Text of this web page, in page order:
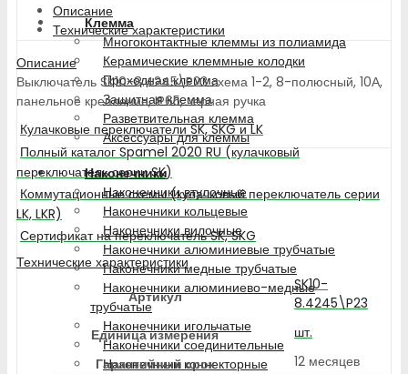
Клемма
Многоконтактные клеммы из полиамида
Керамические клеммные колодки
Проходная клемма
Защитная клемма
Разветвительная клемма
Аксессуары для клеммы
Наконечники
Наконечники втулочные
Наконечники кольцевые
Наконечники вилочные
Наконечники алюминиевые трубчатые
Наконечники медные трубчатые
Наконечники алюминиево-медные
трубчатые
Наконечники игольчатые
Наконечники соединительные
Наконечники коннекторные
Описание
Технические характеристики
Описание
Выключатель SK10-8.4245\P23 схема 1-2, 8-полюсный, 10А,
панельное крепление, IP65, черная ручка
Кулачковые переключатели SK, SKG и LK
Полный каталог Spamel 2020 RU (кулачковый
переключатель серии SK)
Коммутационные схемы (кулачковый переключатель серии
LK, LKR)
Сертификат на переключатель SK, SKG
Технические характеристики
Артикул
SK10-
8.4245\P23
Единица измерения
шт.
Гарантийный срок
12 месяцев